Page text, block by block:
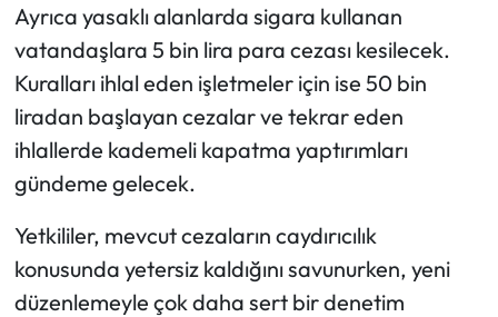
Ayrıca yasaklı alanlarda sigara kullanan
vatandaşlara 5 bin lira para cezası kesilecek.
Kuralları ihlal eden işletmeler için ise 50 bin
liradan başlayan cezalar ve tekrar eden
ihlallerde kademeli kapatma yaptırımları
gündeme gelecek.
Yetkililer, mevcut cezaların caydırıcılık
konusunda yetersiz kaldığını savunurken, yeni
düzenlemeyle çok daha sert bir denetim